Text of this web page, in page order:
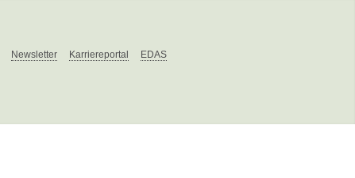
Newsletter Karriereportal EDAS